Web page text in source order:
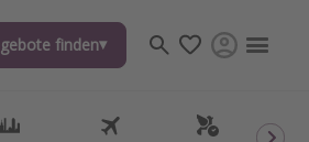
finden
finden